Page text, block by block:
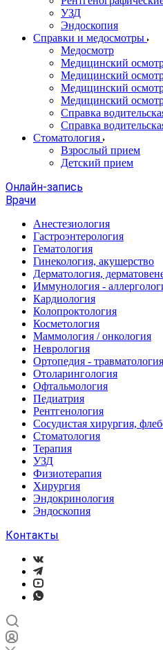
УЗД
Эндоскопия
Справки и медосмотры
Медосмотр
Медицинский
Медицинский
Медицинский
Медицинский
Справка
Справка
Стоматология
Взрослый прием
Детский прием
Онлайн-запись
Врачи
Анестезиология
Гастроэнтерология
Гематология
Гинекология, акушерство
Дерматология,
Иммунология -
Кардиология
Колопроктология
Косметология
Маммология / онкология
Неврология
Ортопедия - травматология
Отоларингология
Офтальмология
Педиатрия
Рентгенология
Сосудистая хирургия,
Стоматология
Терапия
УЗД
Физиотерапия
Хирургия
Эндокринология
Эндоскопия
Контакты